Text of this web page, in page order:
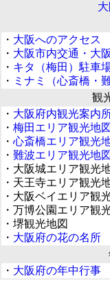
・ 大阪へのアクセス
・ 大阪市内交通・大
・ キタ（梅田）駐車
・ ミナミ（心斎橋・
観
・ 大阪府内観光案内
・ 梅田エリア観光地図
・ 心斎橋エリア観光
・ 難波エリア観光地図
・大阪城エリア観光
・天王寺エリア観光
・大阪ベイエリア観
・万博公園エリア観
・堺観光地図
・ 大阪府の花の名所
・ 大阪府の年中行事